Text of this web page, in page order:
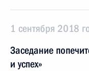
1 сентября 2018
Заседание
и успех»